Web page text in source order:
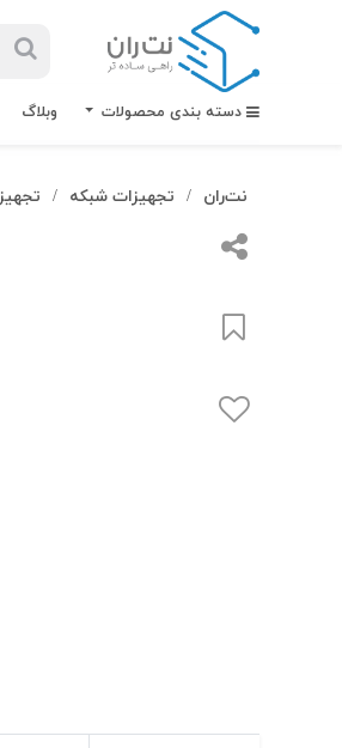
دسته بندی محصولات وبلاگ
نت‌ران / تجهیزات شبکه /